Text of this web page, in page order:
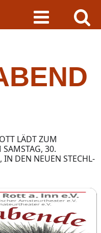
LÄDT ZUM
SAMSTAG, 30.
IN DEN NEUEN STECHL-